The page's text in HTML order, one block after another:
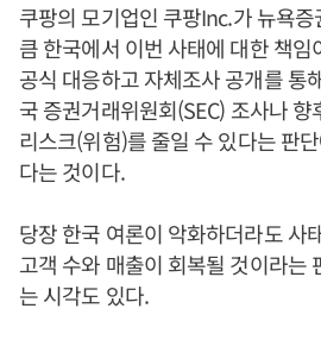
쿠팡의 모기업인 쿠팡Inc.가 뉴욕
큼 한국에서 이번 사태에 대한 책
공식 대응하고 자체조사 공개를 통
국 증권거래위원회(SEC) 조사나
리스크(위험)를 줄일 수 있다는 판
다는 것이다.
당장 한국 여론이 악화하더라도 사
고객 수와 매출이 회복될 것이라는
는 시각도 있다.